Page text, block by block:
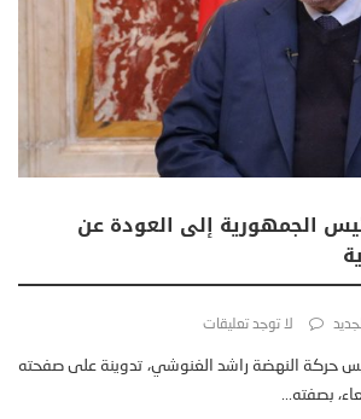
الجمهورية إلى العودة عن
الجديد لا توجد تعليقات
حركة النهضة راشد الغنوشي، تدوينة على صفحته
بصفته...